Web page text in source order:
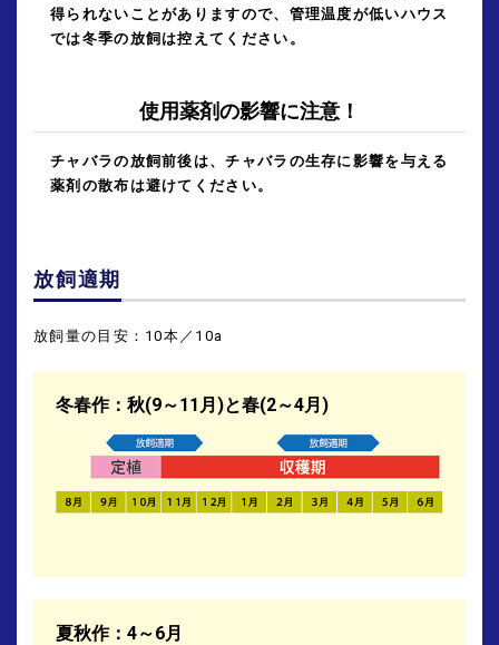
得られないことがありますので、管理温度が低いハウス
では冬季の放飼は控えてください。
使用薬剤の影響に注意！
チャバラの放飼前後は、チャバラの生存に影響を与える
薬剤の散布は避けてください。
放飼適期
放飼量の目安：10本／10a
冬春作：秋(9～11月)と春(2～4月)
夏秋作：4～6月